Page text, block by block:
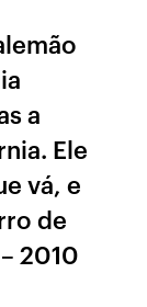
a
Ele
vá, e
de
2010